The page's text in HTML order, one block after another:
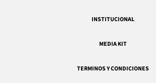
INSTITUCIONAL
MEDIA KIT
TERMINOS Y CONDICIONES